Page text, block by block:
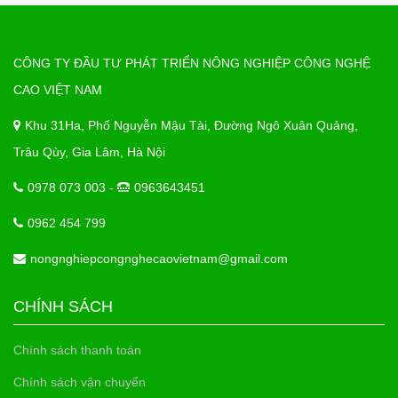
CÔNG TY ĐẦU TƯ PHÁT TRIỂN NÔNG NGHIỆP CÔNG NGHỆ
CAO VIỆT NAM
Khu 31Ha, Phố Nguyễn Mậu Tài, Đường Ngô Xuân Quảng,
Trâu Qùy, Gia Lâm, Hà Nội
0978 073 003 - 0963643451
0962 454 799
nongnghiepcongnghecaovietnam@gmail.com
CHÍNH SÁCH
Chính sách thanh toán
Chính sách vận chuyển